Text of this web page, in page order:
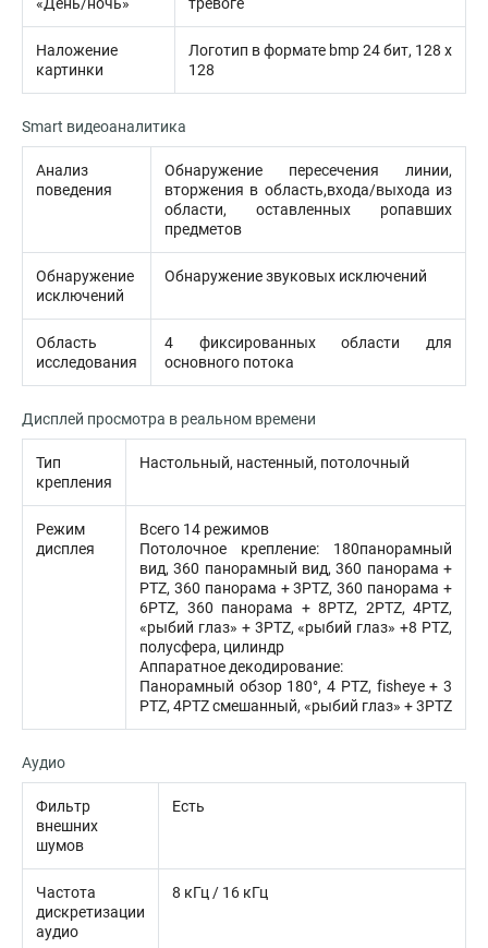
Наложение
картинки
Логотип в формате bmp 24 бит, 128 х
128
Smart видеоаналитика
Анализ
поведения
Обнаружение пересечения линии,
вторжения в область,входа/выхода из
области, оставленных ропавших
предметов
Обнаружение
исключений
Обнаружение звуковых исключений
Область
исследования
4 фиксированных области для
основного потока
Дисплей просмотра в реальном времени
Тип
крепления
Настольный, настенный, потолочный
Режим
дисплея
Всего 14 режимов
Потолочное крепление: 180панорамный
вид, 360 панорамный вид, 360 панорама +
PTZ, 360 панорама + 3PTZ, 360 панорама +
6PTZ, 360 панорама + 8PTZ, 2PTZ, 4PTZ,
«рыбий глаз» + 3PTZ, «рыбий глаз» +8 PTZ,
полусфера, цилиндр
Аппаратное декодирование:
Панорамный обзор 180°, 4 PTZ, fisheye + 3
PTZ, 4PTZ смешанный, «рыбий глаз» + 3PTZ
Аудио
Фильтр
внешних
шумов
Есть
Частота
дискретизации
аудио
8 кГц / 16 кГц